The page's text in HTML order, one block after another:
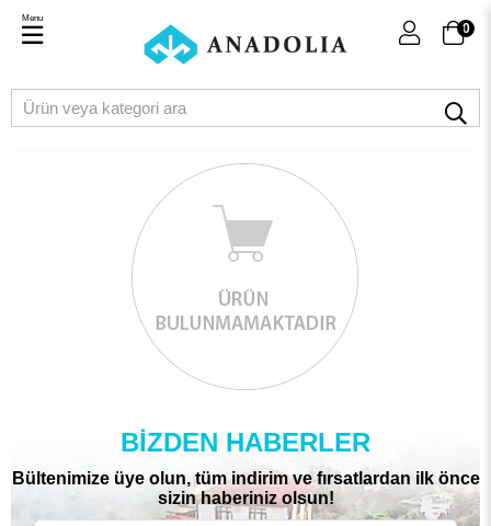
0
Menu
BIZDEN HABERLER
Bültenimize üye olun, tüm indirim ve fırsatlardan ilk önce
sizin haberiniz olsun!